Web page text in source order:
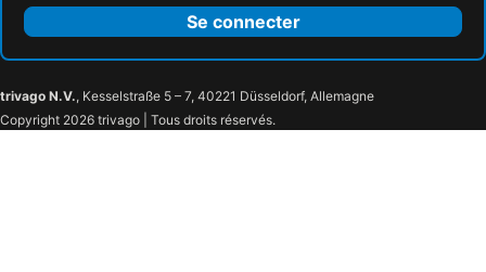
Se connecter
trivago N.V., Kesselstraße 5 – 7, 40221 Düsseldorf, Allemagne
Copyright 2026 trivago | Tous droits réservés.